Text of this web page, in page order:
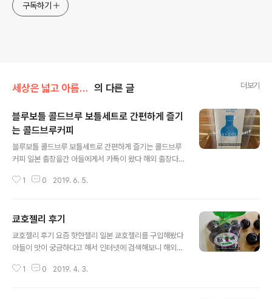
구독하기
세상은 넓고 아름다운 곳도 많다/일본 이야기 의 다른 글 더보기
블루보틀 콜드브루 보틀세트로 간편하게 즐기
는 콜드브루커피
블루보틀 콜드브루 보틀세트로 간편하게 즐기는 콜드브루
커피 일본 출장을간 아들에게서 카톡이 왔다 해외 출장다
블루보틀에서 선물을 사오겠다고 했다 도쿄 호텔 바로옆에
사온 블루보틀 콜드블루 보틀세트 도쿄 블루보틀에서 판매
하는 콜드브루 (콜드블루)보틀세트에는 콜드브루 보틀과
원두가 들어 있다 상자를 열어보니 블루보틀의 상징인 블
보틀세트에 들어있는 콜드브루 전용원두 설명서를 보니 산
1 0 2019. 6. 5.
쿄호젤리 후기
쿄호젤리 후기 요즘 핫한젤리 일본 쿄호젤리를 구입해봤다
아들이 맛이 궁금하다고 해서 인터넷에 검색해보니 해외
터 18000원에 판매되고 있었는데 배송비가 1만원이었다
1 0 2019. 4. 3.